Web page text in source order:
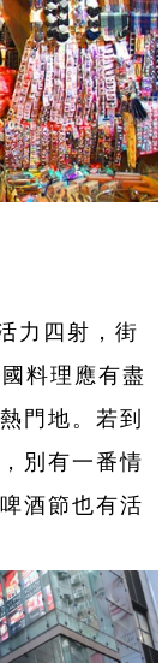
力四射，街
料理應有盡
門地。若到
別有一番情
酒節也有活